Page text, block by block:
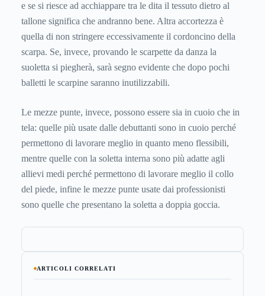
e se si riesce ad acchiappare tra le dita il tessuto dietro al
tallone significa che andranno bene. Altra accortezza è
quella di non stringere eccessivamente il cordoncino della
scarpa. Se, invece, provando le scarpette da danza la
suoletta si piegherà, sarà segno evidente che dopo pochi
balletti le scarpine saranno inutilizzabili.
Le mezze punte, invece, possono essere sia in cuoio che in
tela: quelle più usate dalle debuttanti sono in cuoio perché
permettono di lavorare meglio in quanto meno flessibili,
mentre quelle con la soletta interna sono più adatte agli
allievi medi perché permettono di lavorare meglio il collo
del piede, infine le mezze punte usate dai professionisti
sono quelle che presentano la soletta a doppia goccia.
ARTICOLI CORRELATI